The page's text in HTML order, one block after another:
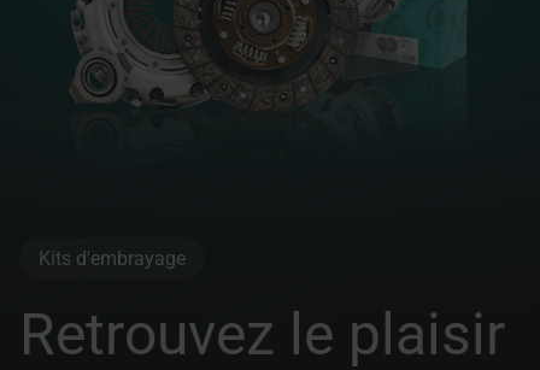
Nous stockerons des données pour créer des campagnes marketing destinées
à certains groupes de visiteurs.
Kits d'embrayage
Retrouvez le plaisir